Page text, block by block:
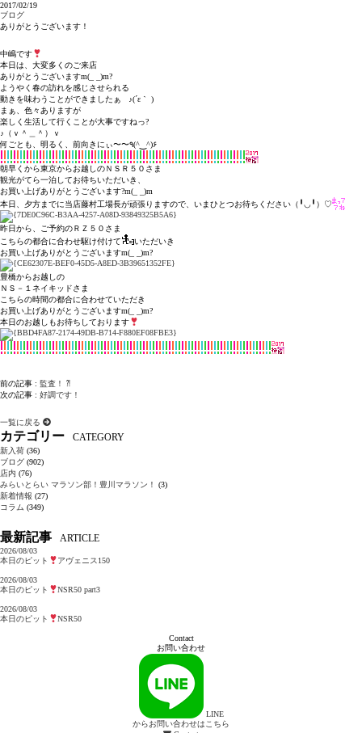
2017/02/19
ブログ
ありがとうございます！
中嶋です
本日は、大変多くのご来店
ありがとうございますm(_ _)m?
ようやく春の訪れを感じさせられる
動きを味わうことができましたぁ ♪(´ε｀ )
まぁ、色々ありますが
楽しく生活して行くことが大事ですねっ?
♪（ｖ＾＿＾）ｖ
何ごとも、明るく、前向きにぃ〜〜٩(^‿^)۶
朝早くから東京からお越しのＮＳＲ５０さま
観光がてら一泊してお待ちいただいき、
お買い上げありがとうございます?m(_ _)m
本日、夕方までに当店藤村工場長が頑張りますので、いまひとつお待ちください（╹◡╹）♡
昨日から、ご予約のＲＺ５０さま
こちらの都合に合わせ駆け付けて
いただいき
お買い上げありがとうございますm(_ _)m?
豊橋からお越しの
ＮＳ－１ネイキッドさま
こちらの時間の都合に合わせていただき
お買い上げありがとうございますm(_ _)m?
本日のお越しもお待ちしております
前の記事 : 監査！ ⁈
次の記事 : 好調です！
一覧に戻る
カテゴリー CATEGORY
新入荷 (36)
ブログ (902)
店内 (76)
みらいとらい マラソン部！豊川マラソン！
(3)
新着情報 (27)
コラム (349)
最新記事 ARTICLE
2026/08/03
本日のピット
アヴェニス150
2026/08/03
本日のピット
NSR50 part3
2026/08/03
本日のピット
NSR50
Contact
お問い合わせ
LINE
からお問い合わせはこちら